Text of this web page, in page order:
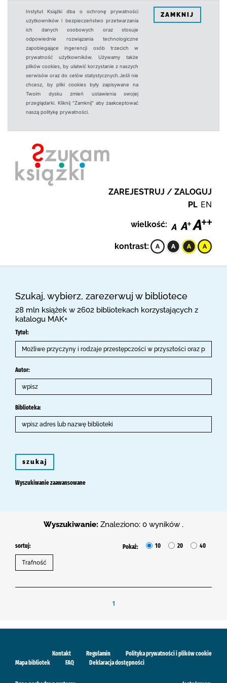
Instytut Książki dba o ochronę prywatności
użytkowników i bezpieczeństwo przetwarzania
ich danych osobowych oraz stosuje
odpowiednie rozwiązania technologiczne
zapobiegające ingerencji osób trzecich w
prywatność użytkowników. Używamy także
plików cookies, by ułatwić korzystanie z naszych
serwisów oraz do celów statystycznych.Jeśli nie
chcesz, by pliki cookies były zapisywane na
Twoim dysku zmień ustawienia swojej
przeglądarki. Kliknij "Zamknij" aby zaakceptować
naszą politykę prywatności.
ZAMKNIJ
ZAREJESTRUJ / ZALOGUJ
PL EN
wielkość:
kontrast:
Szukaj, wybierz, zarezerwuj w bibliotece
28 mln książek w 2602 bibliotekach korzystających z
katalogu MAK+
Tytuł:
Autor:
Biblioteka:
szukaj
Wyszukiwanie zaawansowane
Wyszukiwanie: Znaleziono: 0 wyników .
sortuj: Pokaż: 10 20 40
1
Kontakt Regulamin
Polityka prywatności i plików cookie
Mapa bibliotek
FAQ Deklaracja dostępności